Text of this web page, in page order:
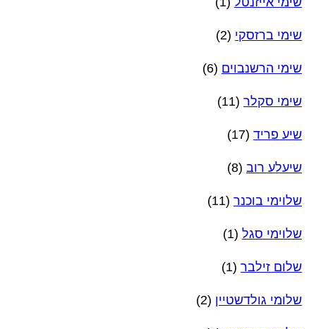
שימי ברזסקי (2)
שימי הרשנבוים (6)
שימי סקלר (11)
שיע פריד (17)
שיעלע רוב (8)
שלוימי בוכנר (11)
שלוימי סגל (1)
שלום זילבר (1)
שלומי גולדשטיין (2)